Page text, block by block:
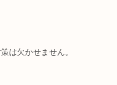
は欠かせません。